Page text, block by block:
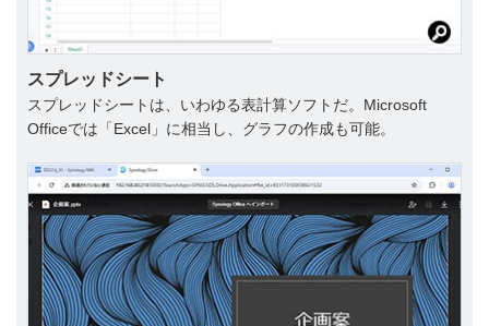
スプレッドシート
スプレッドシートは、いわゆる表計算ソフトだ。Microsoft
Officeでは「Excel」に相当し、グラフの作成も可能。